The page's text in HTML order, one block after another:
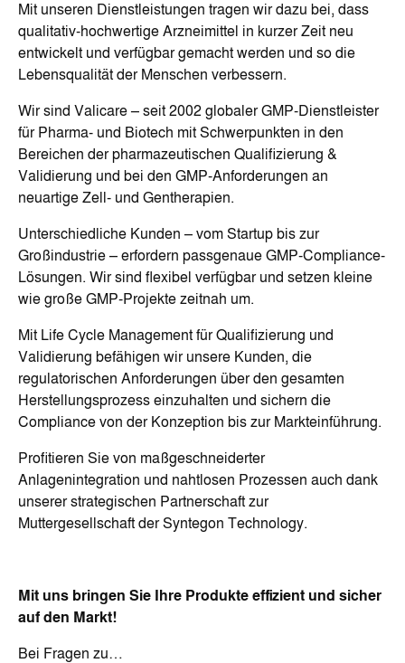
Mit unseren Dienstleistungen tragen wir dazu bei, dass
qualitativ-hochwertige Arzneimittel in kurzer Zeit neu
entwickelt und verfügbar gemacht werden und so die
Lebensqualität der Menschen verbessern.
Wir sind Valicare – seit 2002 globaler GMP-Dienstleister
für Pharma- und Biotech mit Schwerpunkten in den
Bereichen der pharmazeutischen Qualifizierung &
Validierung und bei den GMP-Anforderungen an
neuartige Zell- und Gentherapien.
Unterschiedliche Kunden – vom Startup bis zur
Großindustrie – erfordern passgenaue GMP-Compliance-
Lösungen. Wir sind flexibel verfügbar und setzen kleine
wie große GMP-Projekte zeitnah um.
Mit Life Cycle Management für Qualifizierung und
Validierung befähigen wir unsere Kunden, die
regulatorischen Anforderungen über den gesamten
Herstellungsprozess einzuhalten und sichern die
Compliance von der Konzeption bis zur Markteinführung.
Profitieren Sie von maßgeschneiderter
Anlagenintegration und nahtlosen Prozessen auch dank
unserer strategischen Partnerschaft zur
Muttergesellschaft der Syntegon Technology.
Mit uns bringen Sie Ihre Produkte effizient und sicher
auf den Markt!
Bei Fragen zu…